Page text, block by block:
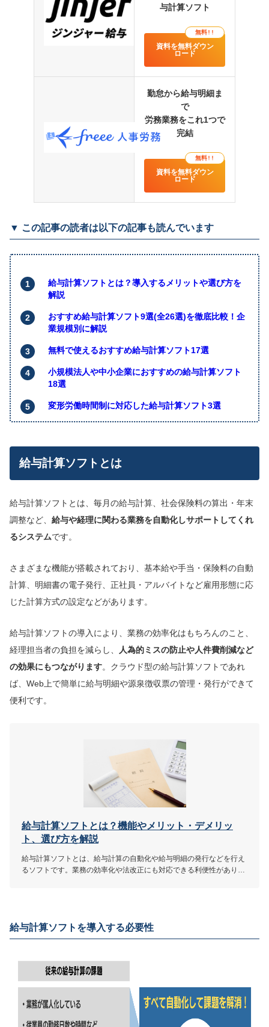
与計算ソフト
無料!!
資料を無料ダウン
ロード
勤怠から給与明細ま
で
労務業務をこれ1つで
完結
無料!!
資料を無料ダウン
ロード
▼ この記事の読者は以下の記事も読んでいます
給与計算ソフトとは？導入するメリットや選び方を
解説
おすすめ給与計算ソフト9選(全26選)を徹底比較！企
業規模別に解説
無料で使えるおすすめ給与計算ソフト17選
小規模法人や中小企業におすすめの給与計算ソフト
18選
変形労働時間制に対応した給与計算ソフト3選
給与計算ソフトとは
給与計算ソフトとは、毎月の給与計算、社会保険料の算出・年末
調整など、 給与や経理に関わる業務を自動化しサポートしてくれ
るシステムです。
さまざまな機能が搭載されており、基本給や手当・保険料の自動
計算、明細書の電子発行、正社員・アルバイトなど雇用形態に応
じた計算方式の設定などがあります。
給与計算ソフトの導入により、業務の効率化はもちろんのこと、
経理担当者の負担を減らし、
人為的ミスの防止や人件費削減など
の効果にもつながります。クラウド型の給与計算ソフトであれ
ば、Web上で簡単に給与明細や源泉徴収票の管理・発行ができて
便利です。
給与計算ソフトとは？機能やメリット・デメリッ
ト、選び方を解説
給与計算ソフトとは、給与計算の自動化や給与明細の発行などを行え
るソフトです。業務の効率化や法改正にも対応できる利便性がありま
給与計算ソフトを導入する必要性